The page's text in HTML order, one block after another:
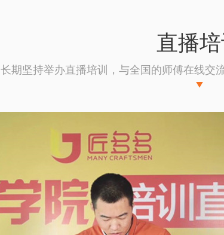
直播培
长期坚持举办直播培训，与全国的师傅在线交